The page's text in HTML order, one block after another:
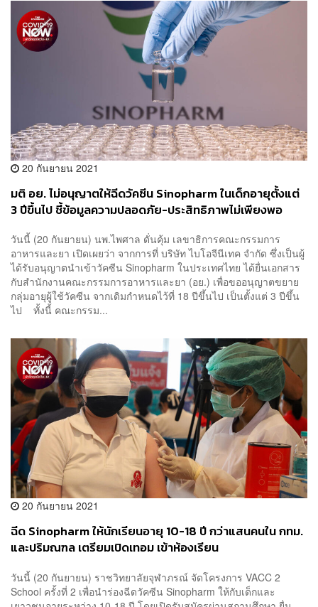
20 กันยายน 2021
มติ อย. ไม่อนุญาตให้ฉีดวัคซีน Sinopharm ในเด็กอายุตั้งแต่
3 ปีขึ้นไป ชี้ข้อมูลความปลอดภัย-ประสิทธิภาพไม่เพียงพอ
วันนี้ (20 กันยายน) นพ.ไพศาล ดั่นคุ้ม เลขาธิการคณะกรรมการ
อาหารและยา เปิดเผยว่า จากการที่ บริษัท ไบโอจีนีเทค จำกัด ซึ่งเป็นผู้
ได้รับอนุญาตนำเข้าวัคซีน Sinopharm ในประเทศไทย ได้ยื่นเอกสาร
กับสำนักงานคณะกรรมการอาหารและยา (อย.) เพื่อขออนุญาตขยาย
กลุ่มอายุผู้ใช้วัคซีน จากเดิมกำหนดไว้ที่ 18 ปีขึ้นไป เป็นตั้งแต่ 3 ปีขึ้น
ไป ทั้งนี้ คณะกรรม...
20 กันยายน 2021
ฉีด Sinopharm ให้นักเรียนอายุ 10-18 ปี กว่าแสนคนใน กทม.
และปริมณฑล เตรียมเปิดเทอม เข้าห้องเรียน
วันนี้ (20 กันยายน) ราชวิทยาลัยจุฬาภรณ์ จัดโครงการ VACC 2
School ครั้งที่ 2 เพื่อนำร่องฉีดวัคซีน Sinopharm ให้กับเด็กและ